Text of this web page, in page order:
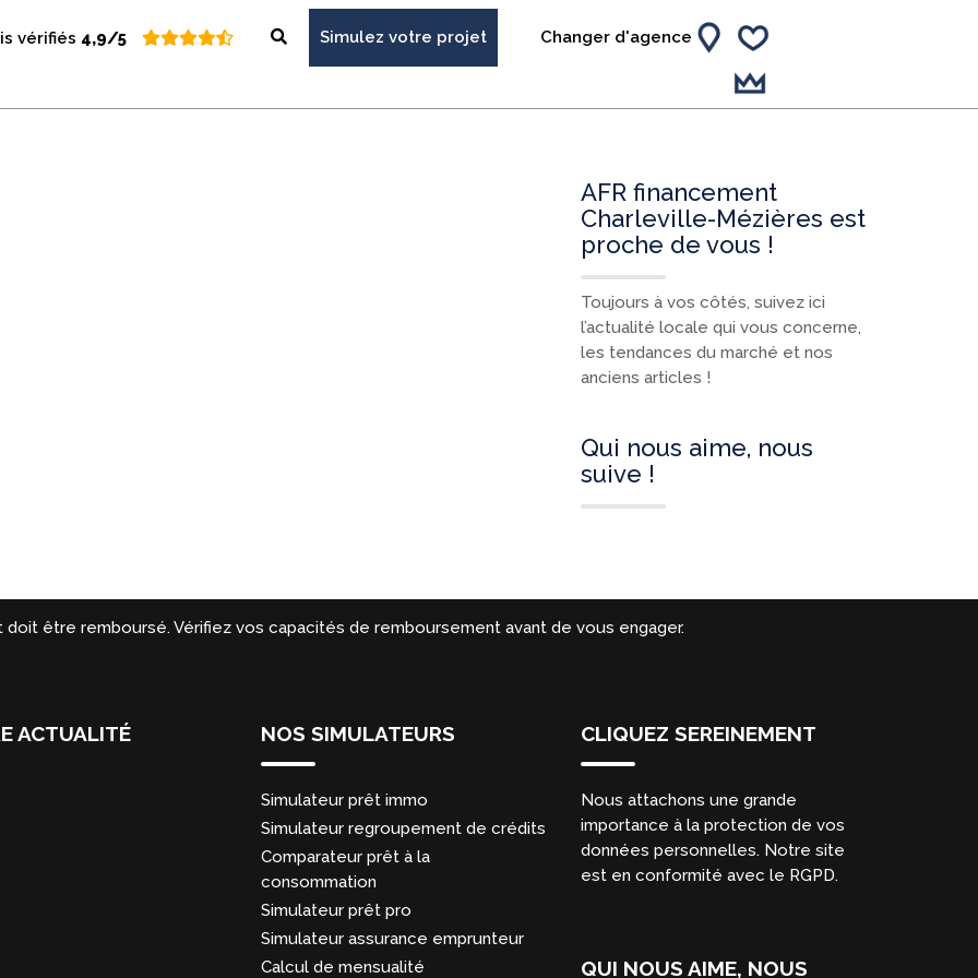
vérifiés 4,9/5 Simulez votre projet Changer d'agence
AFR financement
Charleville-Mézières est
proche de vous !
Toujours à vos côtés, suivez ici
l’actualité locale qui vous concerne,
les tendances du marché et nos
anciens articles !
Qui nous aime, nous
suive !
être remboursé. Vérifiez vos capacités de remboursement avant de vous engager.
ACTUALITÉ NOS SIMULATEURS
Simulateur prêt immo
Simulateur regroupement de crédits
Comparateur prêt à la
consommation
Simulateur prêt pro
Simulateur assurance emprunteur
Calcul de mensualité
CLIQUEZ SEREINEMENT
Nous attachons une grande
importance à la protection de vos
données personnelles. Notre site
est en conformité avec le RGPD.
QUI NOUS AIME, NOUS